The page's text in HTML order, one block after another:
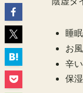
睡
お
辛
保